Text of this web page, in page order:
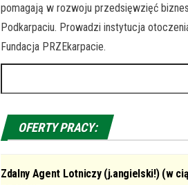
pomagają w rozwoju przedsięwzięć
Podkarpaciu. Prowadzi instytucja
Fundacja PRZEkarpacie.
OFERTY PRACY:
Zdalny Agent Lotniczy (j.angielski!) (w